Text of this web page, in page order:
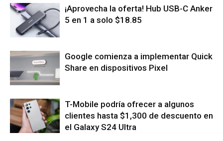
¡Aprovecha la oferta! Hub USB-C Anker
5 en 1 a solo $18.85
Google comienza a implementar Quick
Share en dispositivos Pixel
T-Mobile podría ofrecer a algunos
clientes hasta $1,300 de descuento en
el Galaxy S24 Ultra